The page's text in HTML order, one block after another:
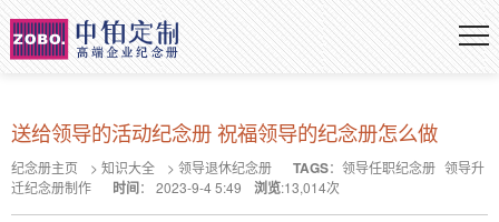
送给领导的活动纪念册 祝福领导的纪念册怎么做
纪念册主页 > 知识大全 > 领导退休纪念册 TAGS： 领导任职纪念册 领导升
迁纪念册制作
时间： 2023-9-4 5:49 浏览:13,014次